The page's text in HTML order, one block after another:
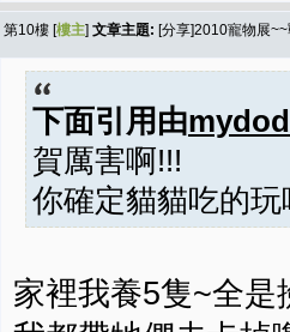
第10樓 [樓主] 文章主題: [分享]2010寵物展
下面引用由
賀厲害啊!!!
你確定貓貓吃的玩
家裡我養5隻~全